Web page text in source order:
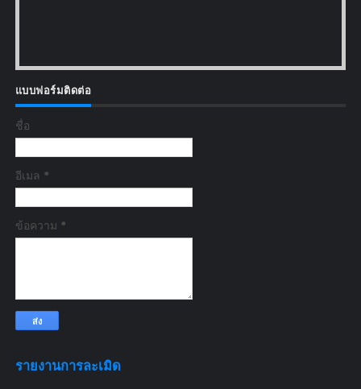
แบบฟอร์มติดต่อ
ชื่อ
อีเมล *
ข้อความ *
รายงานการละเมิด